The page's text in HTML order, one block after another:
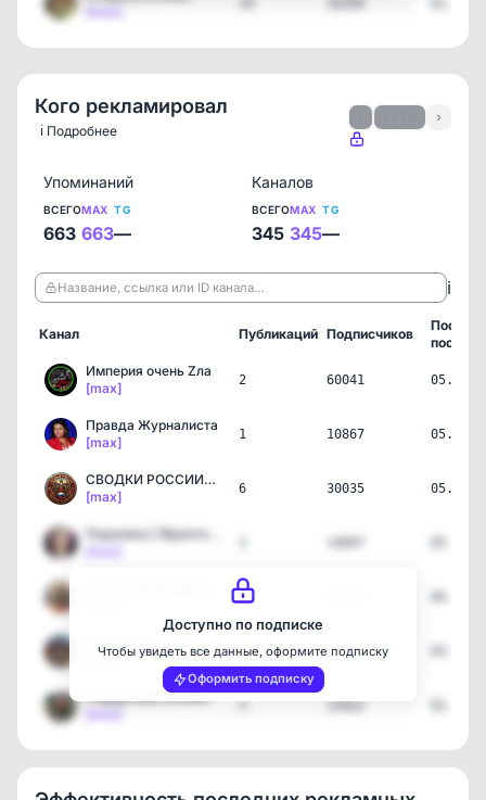
10 16209
Кого рекламировал
ℹ️ Подробнее
›
Упоминаний
ВСЕГО
663
MAX
663
TG
—
Каналов
ВСЕГО
345
MAX
345
TG
—
Название, ссылка или ID канала… ℹ️
Канал Публикаций Подписчиков
пост
Империя очень Zла
[max]
2 60041
Правда Журналиста
[max]
1 10867
СВОДКИ РОССИИ🇷🇺
[max]
6 30035
22
[max]
8 27796
Поддубный онлайн
[max]
3 12022
Доступно по подписке
Чтобы увидеть все данные, оформите подписку
Оформить подписку